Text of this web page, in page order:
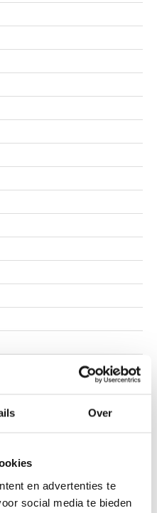
Over
en advertenties te
social media te bieden